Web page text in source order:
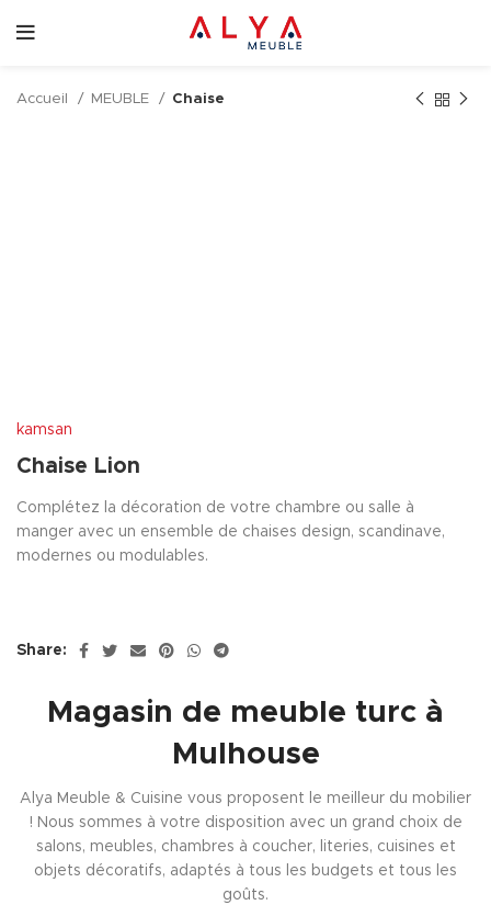
Accueil MEUBLE Chaise
kamsan
Chaise Lion
Complétez la décoration de votre chambre ou salle à
manger avec un ensemble de chaises design, scandinave,
modernes ou modulables.
Share:
Magasin de meuble turc à
Mulhouse
Alya Meuble & Cuisine vous proposent le meilleur du mobilier
! Nous sommes à votre disposition avec un grand choix de
salons, meubles, chambres à coucher, literies, cuisines et
objets décoratifs, adaptés à tous les budgets et tous les
goûts.